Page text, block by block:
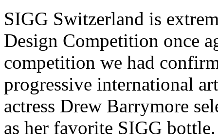
SIGG Switzerland is
Design Competition once
competition we had
progressive international
actress Drew Barrymore
as her favorite SIGG bottle.